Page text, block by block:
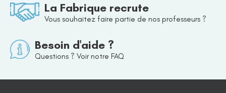
La Fabrique recrute
Vous souhaitez faire partie de nos professeurs ?
Besoin d'aide ?
Questions ? Voir notre FAQ